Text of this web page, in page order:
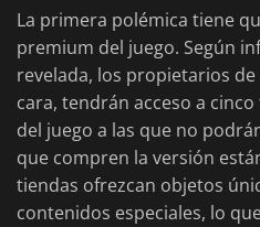
La primera polémica tiene
premium del juego. Según
revelada, los propietarios
cara, tendrán acceso a
del juego a las que no
que compren la versión
tiendas ofrezcan objetos
contenidos especiales, lo